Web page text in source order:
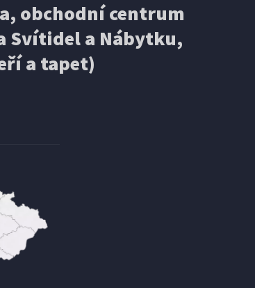
obchodní centrum
Svítidel a Nábytku,
a tapet)